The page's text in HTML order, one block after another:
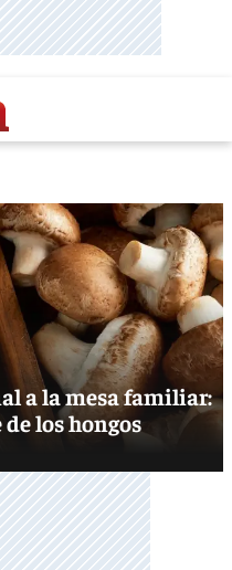
a la mesa familiar:
los hongos